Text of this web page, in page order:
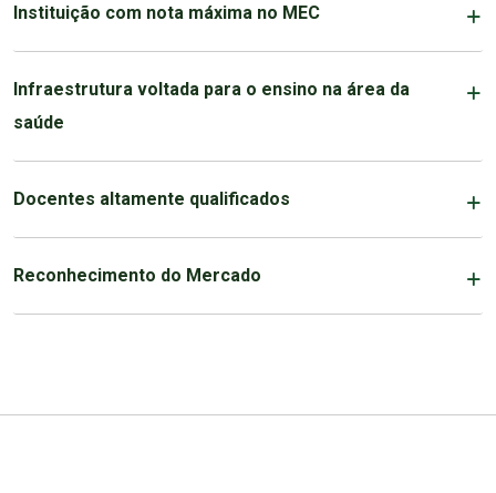
Instituição com nota máxima no MEC
Infraestrutura voltada para o ensino na área da
saúde
Docentes altamente qualificados
Reconhecimento do Mercado